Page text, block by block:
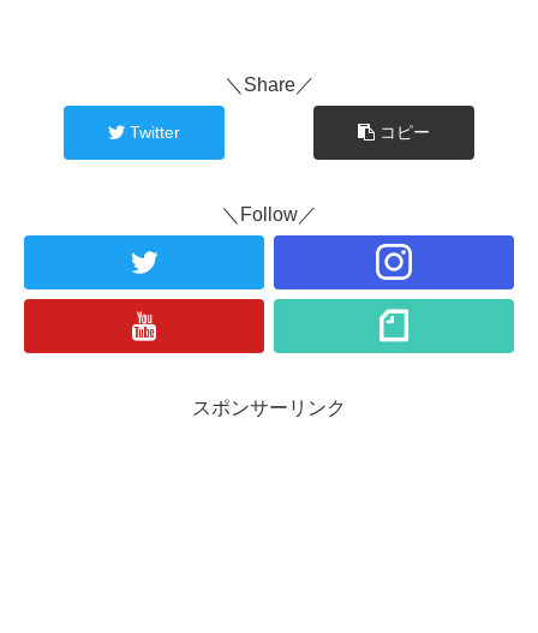
＼Share／
Twitter コピー
＼Follow／
スポンサーリンク